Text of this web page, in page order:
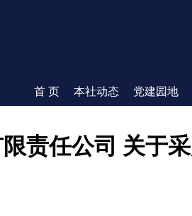
首 页 本社动态 党建园地
责任公司 关于